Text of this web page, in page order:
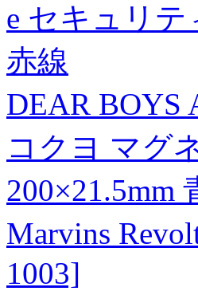
e セキュリテ
赤線
DEAR BOYS
コクヨ マグ
200×21.5mm
Marvins
1003]